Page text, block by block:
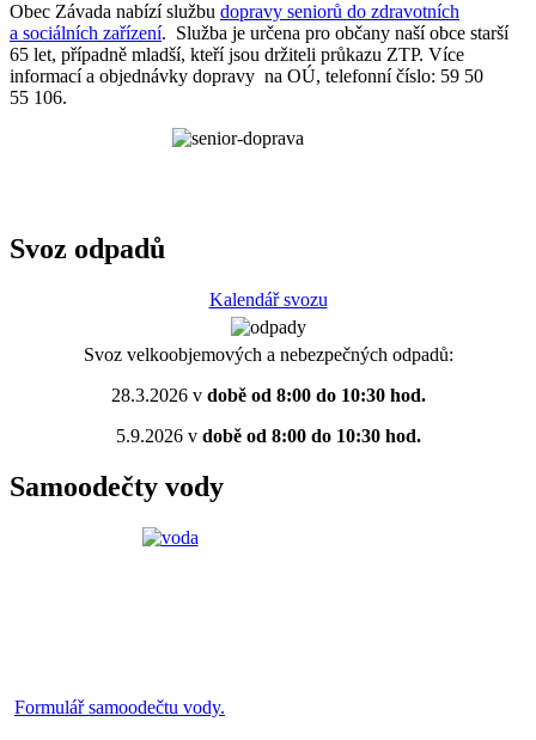
Obec Závada nabízí službu dopravy seniorů do zdravotních
a sociálních zařízení. Služba je určena pro občany naší obce starší
65 let, případně mladší, kteří jsou držiteli průkazu ZTP. Více
informací a objednávky dopravy na OÚ, telefonní číslo: 59 50
55 106.
Svoz odpadů
Kalendář svozu
Svoz velkoobjemových a nebezpečných odpadů:
28.3.2026 vdobě od 8:00 do 10:30 hod.
5.9.2026 vdobě od 8:00 do 10:30 hod.
Samoodečty vody
Formulář samoodečtu vody.